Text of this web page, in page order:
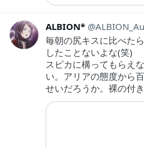
ALBION*
毎朝の尻キスに比べた
したことないよな(笑)
スピカに構ってもらえ
い。アリアの態度から
せいだろうか。裸の付